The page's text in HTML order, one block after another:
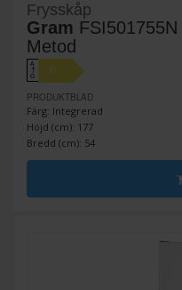
Frysskåp
Gram
Metod
A
↑
G
D
PRODUKTBLAD
Färg: Integrerad
Höjd (cm): 177
Bredd (cm): 54